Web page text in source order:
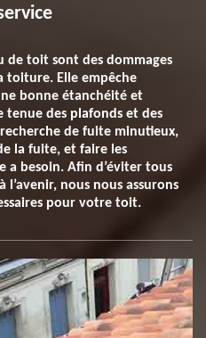
de toit sont des dommages
toiture. Elle empêche
bonne étanchéité et
tenue des plafonds et des
de fuite minutieux,
la fuite, et faire les
besoin. Afin d’éviter tous
l’avenir, nous nous assurons
pour votre toit.